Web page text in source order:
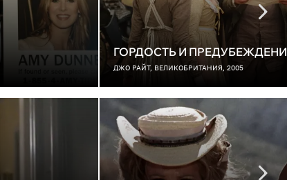
ГОРДОСТЬ И
ДЖО РАЙТ, ВЕЛИКОБРИТАНИЯ, 2005